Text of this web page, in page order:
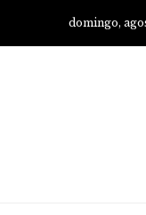
domingo,